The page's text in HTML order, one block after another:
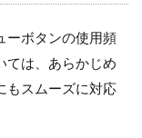
ーボタンの使用頻
ては、あらかじめ
もスムーズに対応